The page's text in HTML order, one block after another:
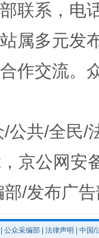
联系，电
属多元发
作交流。
/公共/全民/
京公网安
/发布广
公众采编部 法律声明 | 中国